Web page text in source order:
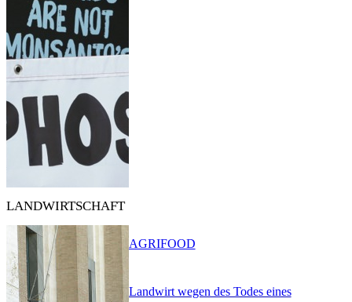
LANDWIRTSCHAFT
Landwirt wegen des Todes eines
AGRIFOOD